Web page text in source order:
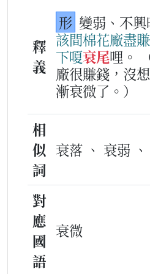
釋
義
形 變弱、不興
該間棉花廠盡
下嗄衰尾哩。
廠很賺錢，沒
漸衰微了。）
相
似
詞
衰落 、 衰弱
對
應
國
語
衰微